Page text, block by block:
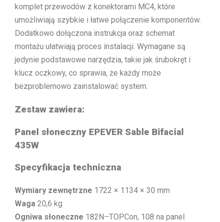
komplet przewodów z konektorami MC4, które
umożliwiają szybkie i łatwe połączenie komponentów.
Dodatkowo dołączona instrukcja oraz schemat
montażu ułatwiają proces instalacji. Wymagane są
jedynie podstawowe narzędzia, takie jak śrubokręt i
klucz oczkowy, co sprawia, że każdy może
bezproblemowo zainstalować system.
Zestaw zawiera:
Panel słoneczny EPEVER Sable Bifacial
435W
Specyfikacja techniczna
Wymiary zewnętrzne 1722 × 1134 × 30 mm
Waga 20,6 kg
Ogniwa słoneczne 182N–TOPCon, 108 na panel